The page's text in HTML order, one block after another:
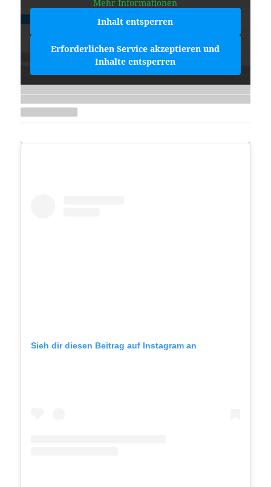
Mehr Informationen
Inhalt entsperren
Erforderlichen Service akzeptieren und
Inhalte entsperren
Sieh dir diesen Beitrag auf Instagram an